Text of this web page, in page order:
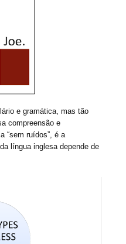
e gramática, mas tão
compreensão e
“sem ruídos”, é a
da língua inglesa depende de